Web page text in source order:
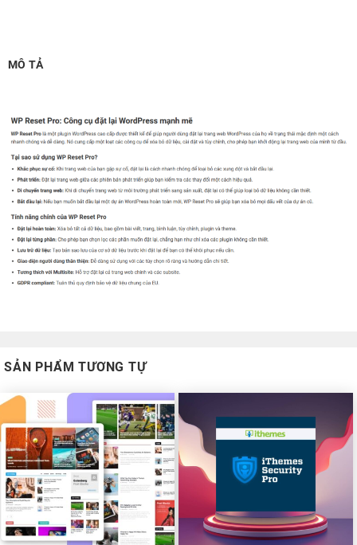
MÔ TẢ
SẢN PHẨM TƯƠNG TỰ